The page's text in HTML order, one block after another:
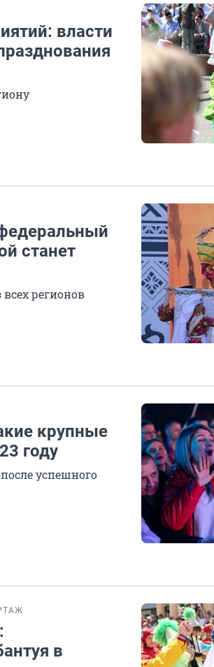
власти
станет
регионов
крупные
году
успешного
в